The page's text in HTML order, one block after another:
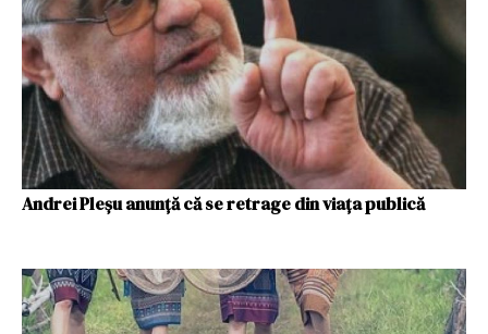
Andrei Pleşu anunţă că se retrage din viaţa publică